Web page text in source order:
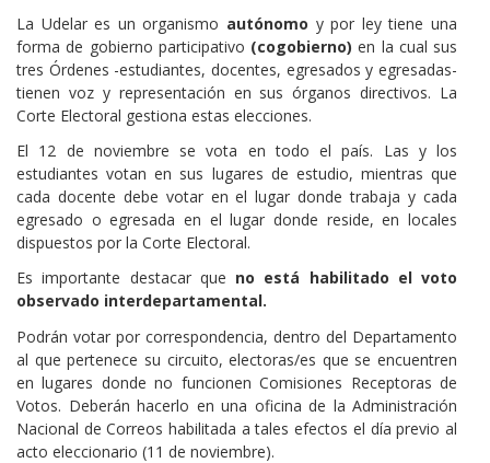
La Udelar es un organismo autónomo y por ley tiene una
forma de gobierno participativo (cogobierno) en la cual sus
tres Órdenes -estudiantes, docentes, egresados y egresadas-
tienen voz y representación en sus órganos directivos. La
Corte Electoral gestiona estas elecciones.
El 12 de noviembre se vota en todo el país. Las y los
estudiantes votan en sus lugares de estudio, mientras que
cada docente debe votar en el lugar donde trabaja y cada
egresado o egresada en el lugar donde reside, en locales
dispuestos por la Corte Electoral.
Es importante destacar que no está habilitado el voto
observado interdepartamental.
Podrán votar por correspondencia, dentro del Departamento
al que pertenece su circuito, electoras/es que se encuentren
en lugares donde no funcionen Comisiones Receptoras de
Votos. Deberán hacerlo en una oficina de la Administración
Nacional de Correos habilitada a tales efectos el día previo al
acto eleccionario (11 de noviembre).